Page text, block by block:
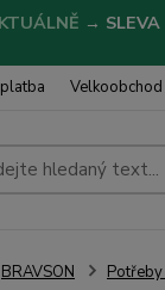
→
Velkoobchod
BRAVSON